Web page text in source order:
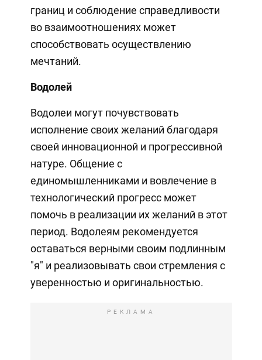
границ и соблюдение справедливости
во взаимоотношениях может
способствовать осуществлению
мечтаний.
Водолей
Водолеи могут почувствовать
исполнение своих желаний благодаря
своей инновационной и прогрессивной
натуре. Общение с
единомышленниками и вовлечение в
технологический прогресс может
помочь в реализации их желаний в этот
период. Водолеям рекомендуется
оставаться верными своим подлинным
"я" и реализовывать свои стремления с
уверенностью и оригинальностью.
РЕКЛАМА